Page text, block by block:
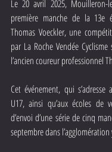
Le 20 avril 2025, Mouilleron-
première manche de la 13e
Thomas Voeckler, une
par La Roche Vendée
l’ancien coureur professionnel
Cet événement, qui
U17, ainsi qu’aux écoles de
d’envoi d’une série de cinq
septembre dans